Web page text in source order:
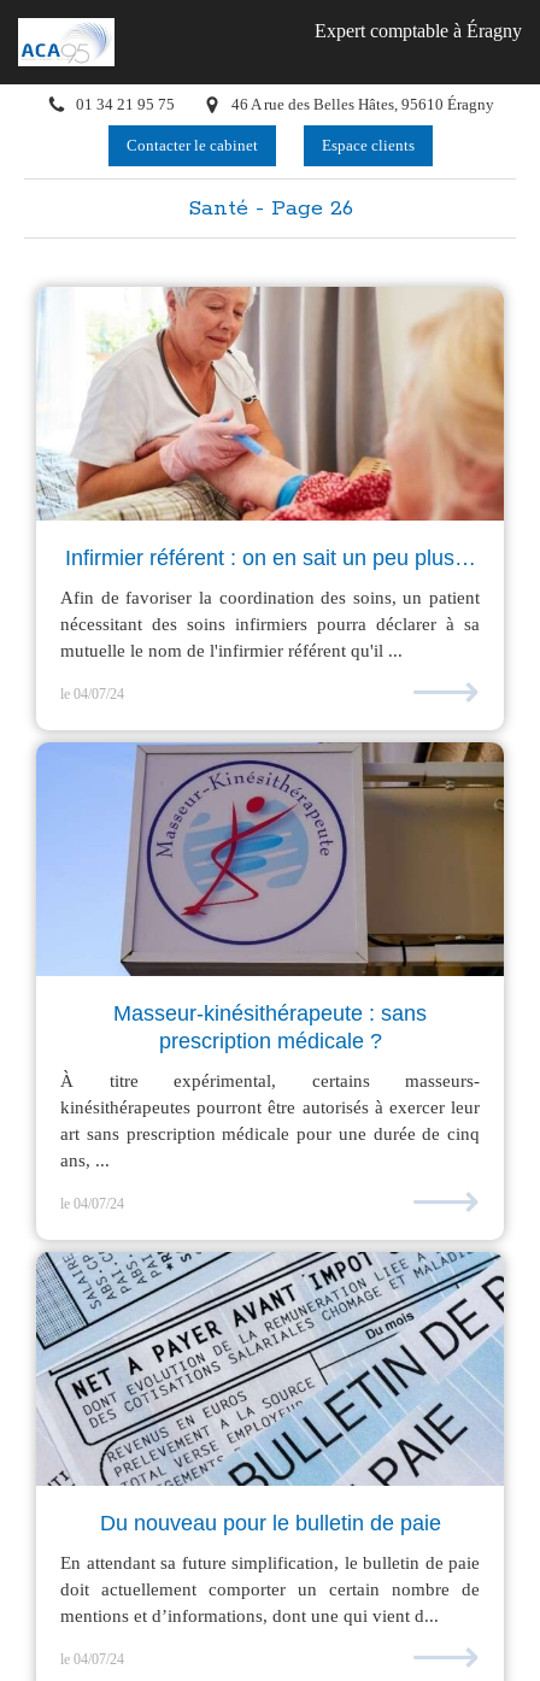
01 34 21 95 75 46 A rue des Belles Hâtes, 95610 Éragny
Contacter le cabinet Espace clients
Expert comptable à Éragny
Santé - Page 26
Infirmier référent : on en sait un peu plus…
Afin de favoriser la coordination des soins, un patient
nécessitant des soins infirmiers pourra déclarer à sa
mutuelle le nom de l'infirmier référent qu'il ...
le 04/07/24 ⟶
Masseur-kinésithérapeute : sans
prescription médicale ?
À titre expérimental, certains masseurs-
kinésithérapeutes pourront être autorisés à exercer leur
art sans prescription médicale pour une durée de cinq
ans, ...
le 04/07/24 ⟶
Du nouveau pour le bulletin de paie
En attendant sa future simplification, le bulletin de paie
doit actuellement comporter un certain nombre de
mentions et d’informations, dont une qui vient d...
le 04/07/24 ⟶